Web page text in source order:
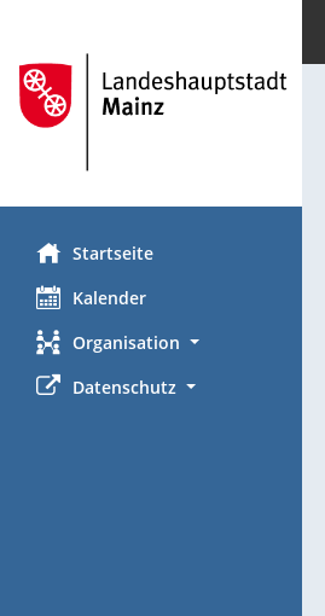
Startseite
Kalender
Organisation
Datenschutz